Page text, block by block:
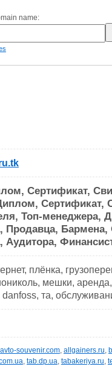
name:
Сертификат,
Сертификат,
Топ-менеджера,
Продавца, Бармена,
Аудитора,
плёнка,
мешки,
та,
avto-souvenir.com, allgainers.ru,
, tab.dp.ua, tabakeriya.ru,